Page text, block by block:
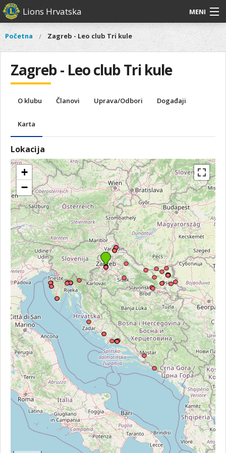
Skoči
na
sadržaj
Lions Hrvatska MENI
O nama
Naši projekti
Aktivnosti
Glavni
O
nama
Distrikt
126
Aktivnosti
Vi
ste
ovdje
Početna Zagreb - Leo club Tri kule
Zagreb - Leo club Tri kule
O klubu Članovi Uprava/Odbori Događaji
Karta
Lokacija
+
−